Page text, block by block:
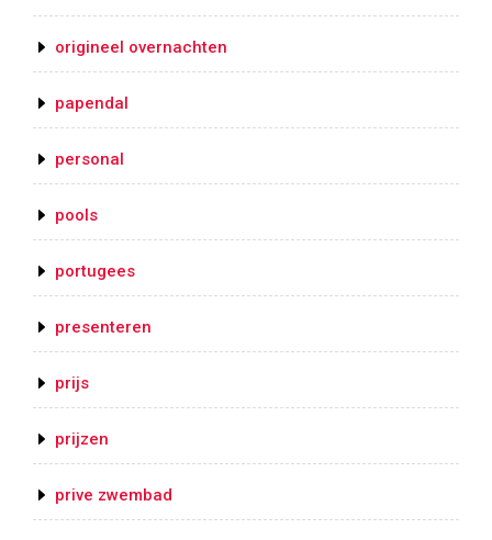
origineel overnachten
papendal
personal
pools
portugees
presenteren
prijs
prijzen
prive zwembad